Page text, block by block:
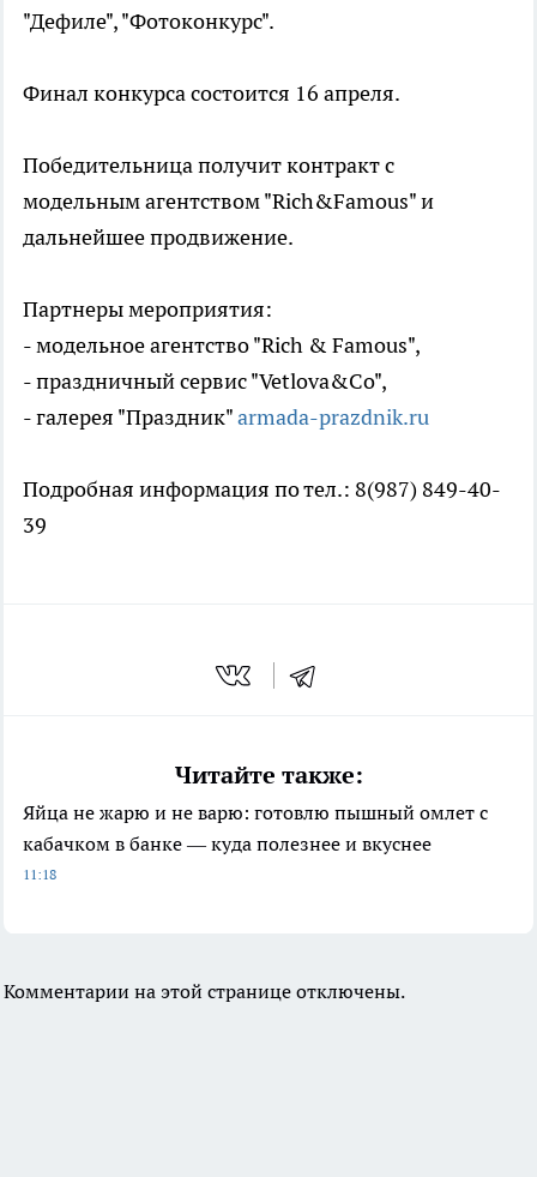
"Дефиле", "Фотоконкурс".
Финал конкурса состоится 16 апреля.
Победительница получит контракт с
модельным агентством "Rich&Famous" и
дальнейшее продвижение.
Партнеры мероприятия:
- модельное агентство "Rich & Famous",
- праздничный сервис "Vetlova&Co",
- галерея "Праздник"armada-prazdnik.ru
Подробная информация по тел.: 8(987) 849-40-
39
Читайте также:
Яйца не жарю и не варю: готовлю пышный омлет с
кабачком в банке — куда полезнее и вкуснее
11:18
Комментарии на этой странице отключены.